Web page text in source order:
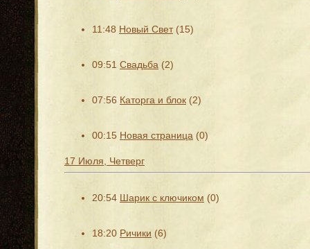
11:48 Новый Свет (15)
09:51 Свадьба (2)
07:56 Каторга и блок (2)
00:15 Новая страница (0)
17 Июля, Четверг
20:54 Шарик с ключиком (0)
18:20 Ричики (6)